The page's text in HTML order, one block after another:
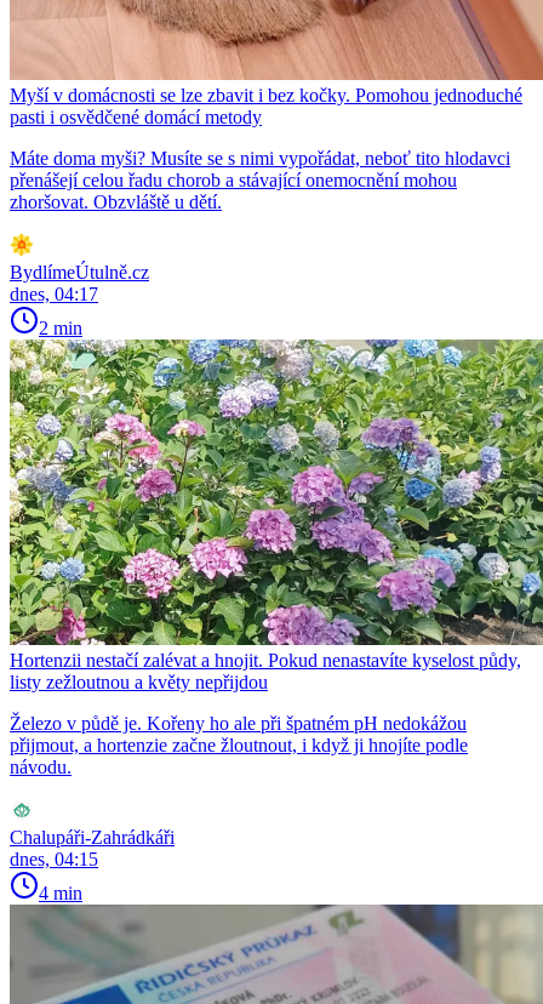
Myší v domácnosti se lze zbavit i bez kočky. Pomohou jednoduché
pasti i osvědčené domácí metody
Máte doma myši? Musíte se s nimi vypořádat, neboť tito hlodavci
přenášejí celou řadu chorob a stávající onemocnění mohou
zhoršovat. Obzvláště u dětí.
BydlímeÚtulně.cz
dnes, 04:17
2 min
Hortenzii nestačí zalévat a hnojit. Pokud nenastavíte kyselost půdy,
listy zežloutnou a květy nepřijdou
Železo v půdě je. Kořeny ho ale při špatném pH nedokážou
přijmout, a hortenzie začne žloutnout, i když ji hnojíte podle
návodu.
Chalupáři-Zahrádkáři
dnes, 04:15
4 min